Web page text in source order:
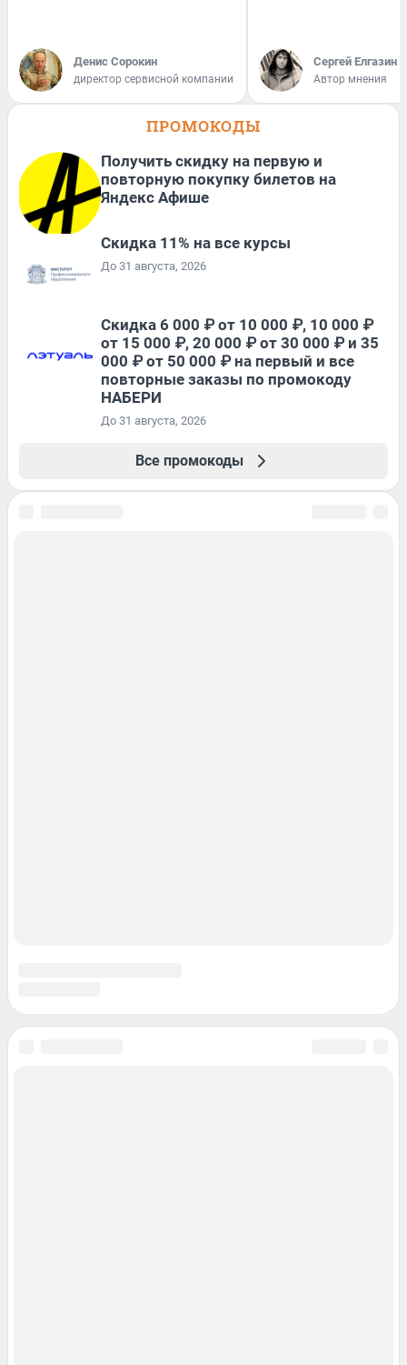
Денис Сорокин
директор сервисной компании
Сергей Елгазин
Автор мнения
ПРОМОКОДЫ
Получить скидку на первую и
повторную покупку билетов на
Яндекс Афише
Скидка 11% на все курсы
До 31 августа, 2026
Скидка 6 000 ₽ от 10 000 ₽, 10 000 ₽
от 15 000 ₽, 20 000 ₽ от 30 000 ₽ и 35
000 ₽ от 50 000 ₽ на первый и все
повторные заказы по промокоду
НАБЕРИ
До 31 августа, 2026
Все промокоды